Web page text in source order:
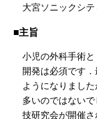
大宮ソニックシ
■主旨
小児の外科手術
開発は必須です
ようになりまし
多いのではない
技研究会が開催